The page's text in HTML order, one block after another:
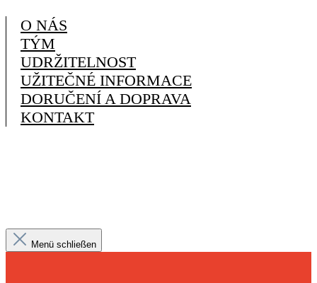
O NÁS
TÝM
UDRŽITELNOST
UŽITEČNÉ INFORMACE
DORUČENÍ A DOPRAVA
KONTAKT
Menü schließen